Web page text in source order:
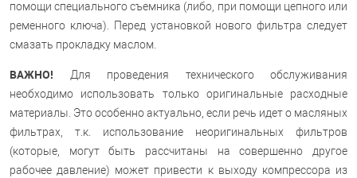
помощи специального съемника (либо, при помощи цепного или
ременного ключа). Перед установкой нового фильтра следует
смазать прокладку маслом.
ВАЖНО!
Для проведения технического обслуживания
необходимо использовать только оригинальные расходные
материалы. Это особенно актуально, если речь идет о масляных
фильтрах, т.к. использование неоригинальных фильтров
(которые, могут быть рассчитаны на совершенно другое
рабочее давление) может привести к выходу компрессора из